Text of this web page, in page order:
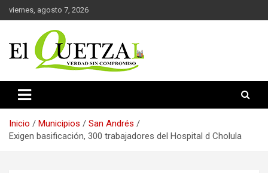
Saltar
al
viernes, agosto 7, 2026
El Quetzal de Cholula
Inicio Municipios
San Andrés
Exigen basificación, 300 trabajadores del Hospital d Cholula